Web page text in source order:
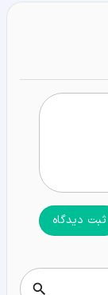
ثبت دیدگاه